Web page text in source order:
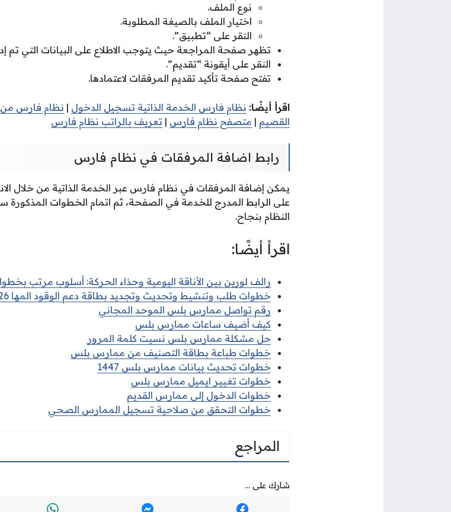
نوع الملف.
اختيار الملف بالصيغة المطلوبة.
النقر على “تطبيق”.
تظهر صفحة المراجعة حيث يتوجب الاطلاع على البيانات التي تم
النقر على أيقونة “تقديم”.
تفتح صفحة تأكيد تقديم المرفقات لاعتمادها.
اقرأ أيضًا: نظام فارس الخدمة الذاتية تسجيل الدخول | نظام فارس من
القصيم | متصفح نظام فارس | تعريف بالراتب نظام فارس
رابط اضافة المرفقات في نظام فارس
يمكن إضافة المرفقات في نظام فارس عبر الخدمة الذاتية من خلال
على الرابط المدرج للخدمة في الصفحة، ثم اتمام الخطوات المذكورة
النظام بنجاح.
اقرأ أيضًا:
رالف لورين بين الأناقة اليومية وحذاء الحركة: أسلوب مرتب
خطوات طلب وتنشيط وتحديث وتجديد بطاقة دعم الوقود المها 2026
رقم تواصل ممارس بلس الموحد المجاني
كيف أضيف ساعات ممارس بلس
حل مشكلة ممارس بلس نسيت كلمة المرور
خطوات طباعة بطاقة التصنيف من ممارس بلس
خطوات تحديث بيانات ممارس بلس 1447
خطوات تغيير ايميل ممارس بلس
خطوات الدخول إلى ممارس القديم
خطوات التحقق من صلاحية تسجيل الممارس الصحي
المراجع
شارك على ...